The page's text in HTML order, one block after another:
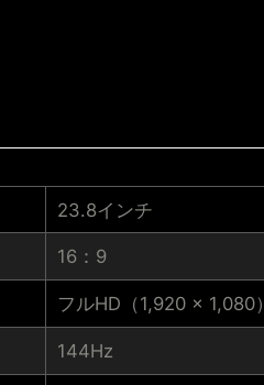
23.8インチ
16：9
フルHD（1,920 × 1,080）
144Hz